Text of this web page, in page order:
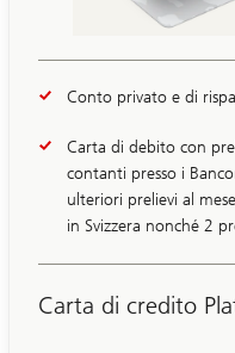
Conto privato e di
Carta di debito con
contanti presso i
ulteriori prelievi al
in Svizzera nonché 2
Carta di credito
Diapositiva